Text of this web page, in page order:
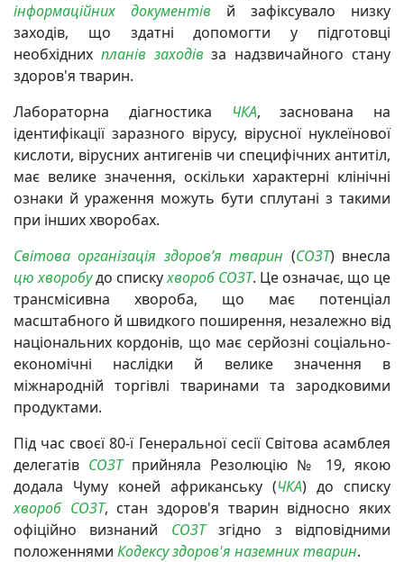
інформаційних документів й зафіксувало низку
заходів, що здатні допомогти у підготовці
необхідних планів заходівза надзвичайного стану
здоров'я тварин.
Лабораторна діагностика
ЧКА, заснована на
ідентифікації заразного вірусу, вірусної нуклеїнової
кислоти, вірусних антигенів чи специфічних антитіл,
має велике значення, оскільки характерні клінічні
ознаки й ураження можуть бути сплутані з такими
при інших хворобах.
Світова організація здоров’я тварин (СОЗТ) внесла
цю хворобудо спискухвороб СОЗТ. Це означає, що це
трансмісивна хвороба, що має потенціал
масштабного й швидкого поширення, незалежно від
національних кордонів, що має серйозні соціально-
економічні наслідки й велике значення в
міжнародній торгівлі тваринами та зародковими
продуктами.
Під час своєї 80-ї Генеральної сесії Світова асамблея
делегатів СОЗТприйняла Резолюцію № 19, якою
додала Чуму коней африканську (ЧКА) до списку
хвороб СОЗТ, стан здоров'я тварин відносно яких
офіційно визнаний СОЗТзгідно з відповідними
положеннями Кодексу здоров'я наземних тварин.